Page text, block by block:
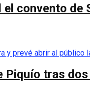
convento
Piquío tras